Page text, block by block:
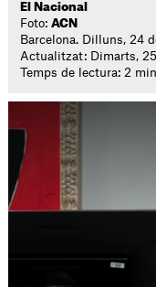
El Nacional
Foto:ACN
Barcelona. Dilluns, 24
Actualitzat: Dimarts,
Temps de lectura: 2